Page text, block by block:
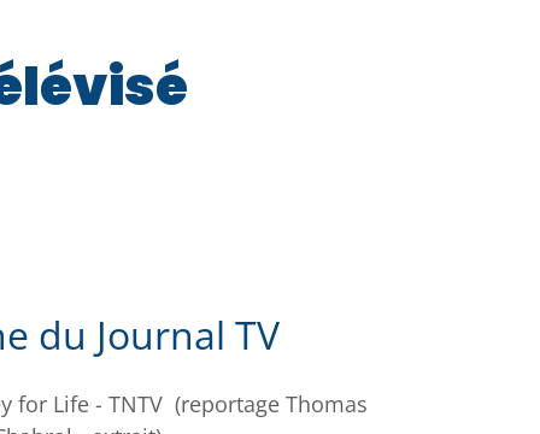
du Journal TV
for Life - TNTV (reportage Thomas